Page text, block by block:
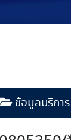
ข้อมูลบริการ